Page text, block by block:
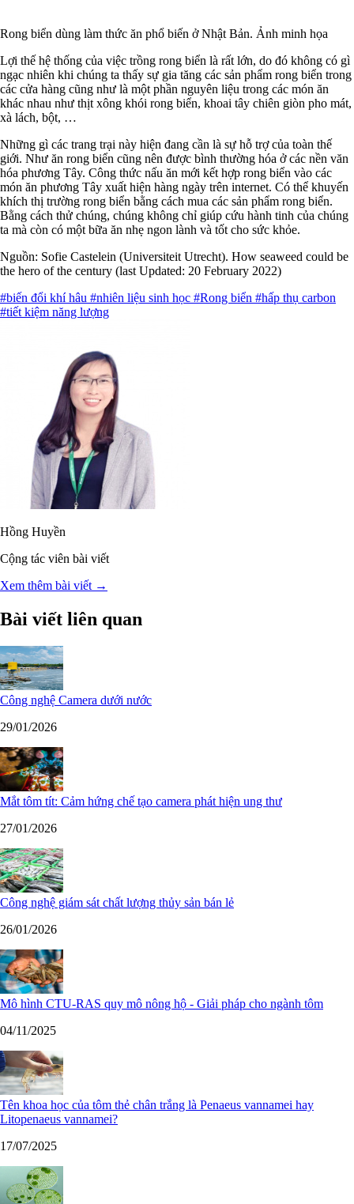
Rong biển dùng làm thức ăn phổ biến ở Nhật Bản. Ảnh minh họa
Lợi thế hệ thống của việc trồng rong biển là rất lớn, do đó không có gì
ngạc nhiên khi chúng ta thấy sự gia tăng các sản phẩm rong biển trong
các cửa hàng cũng như là một phần nguyên liệu trong các món ăn
khác nhau như thịt xông khói rong biển, khoai tây chiên giòn pho mát,
xà lách, bột, …
Những gì các trang trại này hiện đang cần là sự hỗ trợ của toàn thế
giới. Như ăn rong biển cũng nên được bình thường hóa ở các nền văn
hóa phương Tây. Công thức nấu ăn mới kết hợp rong biển vào các
món ăn phương Tây xuất hiện hàng ngày trên internet. Có thể khuyến
khích thị trường rong biển bằng cách mua các sản phẩm rong biển.
Bằng cách thử chúng, chúng không chỉ giúp cứu hành tinh của chúng
ta mà còn có một bữa ăn nhẹ ngon lành và tốt cho sức khỏe.
Nguồn: Sofie Castelein (Universiteit Utrecht). How seaweed could be
the hero of the century (last Updated: 20 February 2022)
#biến đổi khí hâu #nhiên liệu sinh học #Rong biển #hấp thụ carbon
#tiết kiệm năng lượng
Hồng Huyền
Cộng tác viên bài viết
Xem thêm bài viết →
Bài viết liên quan
Công nghệ Camera dưới nước
29/01/2026
Mắt tôm tít: Cảm hứng chế tạo camera phát hiện ung thư
27/01/2026
Công nghệ giám sát chất lượng thủy sản bán lẻ
26/01/2026
Mô hình CTU-RAS quy mô nông hộ - Giải pháp cho ngành tôm
04/11/2025
Tên khoa học của tôm thẻ chân trắng là Penaeus vannamei hay
Litopenaeus vannamei?
17/07/2025